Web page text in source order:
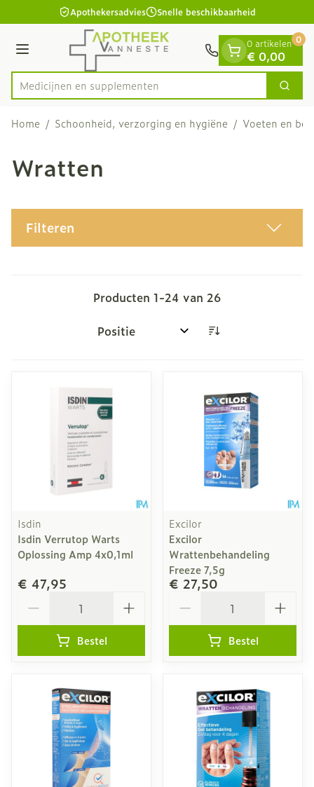
Ga naar de inhoudApothekersadvies Snelle beschikbaarheid
Menu
Product, merk, categorie...
Medici Zoek
0 artikelen
€ 0,00
0
Home / Schoonheid, verzorging en hygiëne / Voeten en
Wratten
Filteren
Producten 1-24 van 26
Sorteer op:
Isdin
Isdin Verrutop Warts
Oplossing Amp 4x0,1ml
€ 47,95
Bestel
Excilor
Excilor
Wrattenbehandeling
Freeze 7,5g
€ 27,50
Bestel